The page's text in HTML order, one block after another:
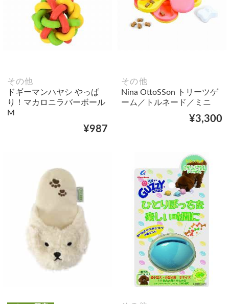
その他
ドギーマンハヤシ やっぱ
り！マカロニラバーボール
М
¥987
その他
Nina OttoSSon トリーツゲ
ーム／トルネード／ミニ
¥3,300